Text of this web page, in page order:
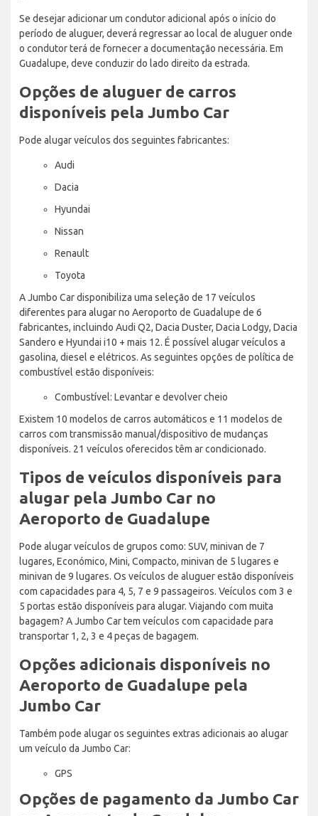
Se desejar adicionar um condutor adicional após o início do
período de aluguer, deverá regressar ao local de aluguer onde
o condutor terá de fornecer a documentação necessária. Em
Guadalupe, deve conduzir do lado direito da estrada.
Opções de aluguer de carros
disponíveis pela Jumbo Car
Pode alugar veículos dos seguintes fabricantes:
Audi
Dacia
Hyundai
Nissan
Renault
Toyota
A Jumbo Car disponibiliza uma seleção de 17 veículos
diferentes para alugar no Aeroporto de Guadalupe de 6
fabricantes, incluindo Audi Q2, Dacia Duster, Dacia Lodgy, Dacia
Sandero e Hyundai i10 + mais 12. É possível alugar veículos a
gasolina, diesel e elétricos. As seguintes opções de política de
combustível estão disponíveis:
Combustível: Levantar e devolver cheio
Existem 10 modelos de carros automáticos e 11 modelos de
carros com transmissão manual/dispositivo de mudanças
disponíveis. 21 veículos oferecidos têm ar condicionado.
Tipos de veículos disponíveis para
alugar pela Jumbo Car no
Aeroporto de Guadalupe
Pode alugar veículos de grupos como: SUV, minivan de 7
lugares, Económico, Mini, Compacto, minivan de 5 lugares e
minivan de 9 lugares. Os veículos de aluguer estão disponíveis
com capacidades para 4, 5, 7 e 9 passageiros. Veículos com 3 e
5 portas estão disponíveis para alugar. Viajando com muita
bagagem? A Jumbo Car tem veículos com capacidade para
transportar 1, 2, 3 e 4 peças de bagagem.
Opções adicionais disponíveis no
Aeroporto de Guadalupe pela
Jumbo Car
Também pode alugar os seguintes extras adicionais ao alugar
um veículo da Jumbo Car:
GPS
Opções de pagamento da Jumbo Car